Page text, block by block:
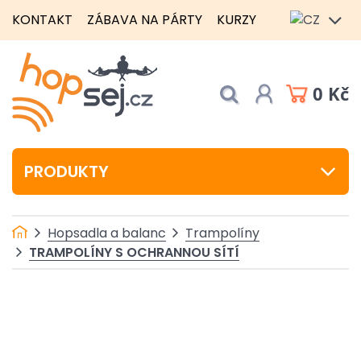
KONTAKT ZÁBAVA NA PÁRTY KURZY
0 Kč
PRODUKTY
Hopsadla a balanc
Trampolíny
TRAMPOLÍNY S OCHRANNOU SÍTÍ